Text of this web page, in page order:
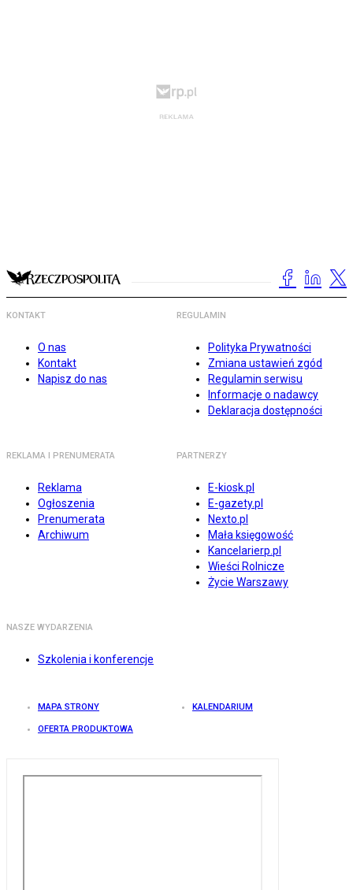
KONTAKT
O nas
Kontakt
Napisz do nas
REGULAMIN
Polityka Prywatności
Zmiana ustawień zgód
Regulamin serwisu
Informacje o nadawcy
Deklaracja dostępności
REKLAMA I PRENUMERATA
Reklama
Ogłoszenia
Prenumerata
Archiwum
PARTNERZY
E-kiosk.pl
E-gazety.pl
Nexto.pl
Mała księgowość
Kancelarierp.pl
Wieści Rolnicze
Życie Warszawy
NASZE WYDARZENIA
Szkolenia i konferencje
MAPA STRONY KALENDARIUM
OFERTA PRODUKTOWA